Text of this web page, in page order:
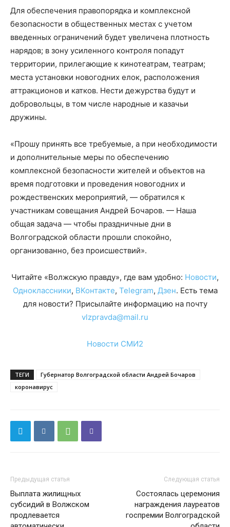
Для обеспечения правопорядка и комплексной
безопасности в общественных местах с учетом
введенных ограничений будет увеличена плотность
нарядов; в зону усиленного контроля попадут
территории, прилегающие к кинотеатрам, театрам;
места установки новогодних елок, расположения
аттракционов и катков. Нести дежурства будут и
добровольцы, в том числе народные и казачьи
дружины.
«Прошу принять все требуемые, а при необходимости
и дополнительные меры по обеспечению
комплексной безопасности жителей и объектов на
время подготовки и проведения новогодних и
рождественских мероприятий, — обратился к
участникам совещания Андрей Бочаров. — Наша
общая задача — чтобы праздничные дни в
Волгоградской области прошли спокойно,
организованно, без происшествий».
Читайте «Волжскую правду», где вам удобно: Новости,
Одноклассники, ВКонтакте, Telegram, Дзен. Есть тема
для новости? Присылайте информацию на почту
vlzpravda@mail.ru
Новости СМИ2
ТЕГИ
Губернатор Волгоградской области Андрей Бочаров
коронавирус
Предыдущая статья
Выплата жилищных
субсидий в Волжском
продлевается
Следующая статья
Состоялась церемония
награждения лауреатов
госпремии Волгоградской